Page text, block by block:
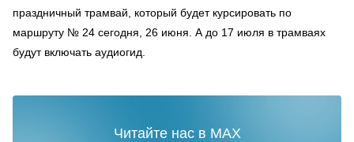
праздничный трамвай, который будет курсировать по
маршруту № 24 сегодня, 26 июня. А до 17 июля в трамваях
будут включать аудиогид.
Читайте нас в MAX